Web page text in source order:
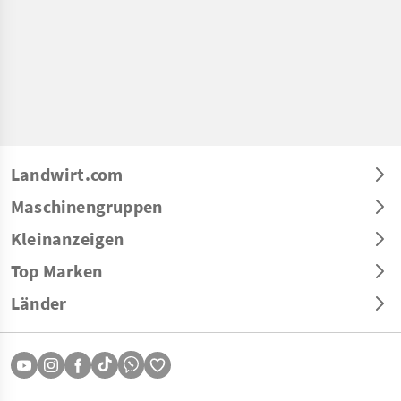
Landwirt.com
Maschinengruppen
Kleinanzeigen
Top Marken
Länder